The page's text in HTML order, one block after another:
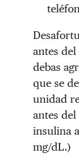
antes
debas
que se
unidad
antes
insulina
mg/dL.)